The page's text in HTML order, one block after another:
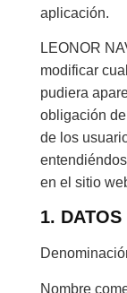
aplicación.
LEONOR
modificar
pudiera
obligación
de los
en el sitio
1.
Nombre